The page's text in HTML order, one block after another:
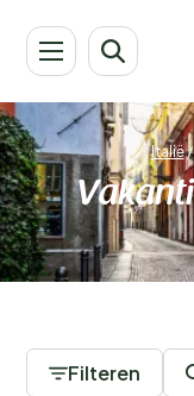
Italië/
Filteren